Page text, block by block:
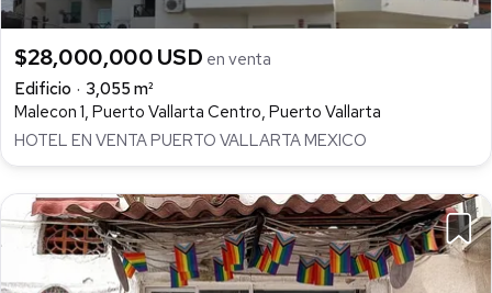
$28,000,000 USD en venta
Edificio
3,055 m²
Malecon 1, Puerto Vallarta Centro, Puerto Vallarta
HOTEL EN VENTA PUERTO VALLARTA MEXICO